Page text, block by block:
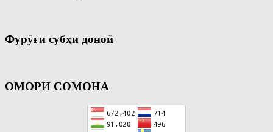
Фурӯғи субҳи доноӣ
ОМОРИ СОМОНА